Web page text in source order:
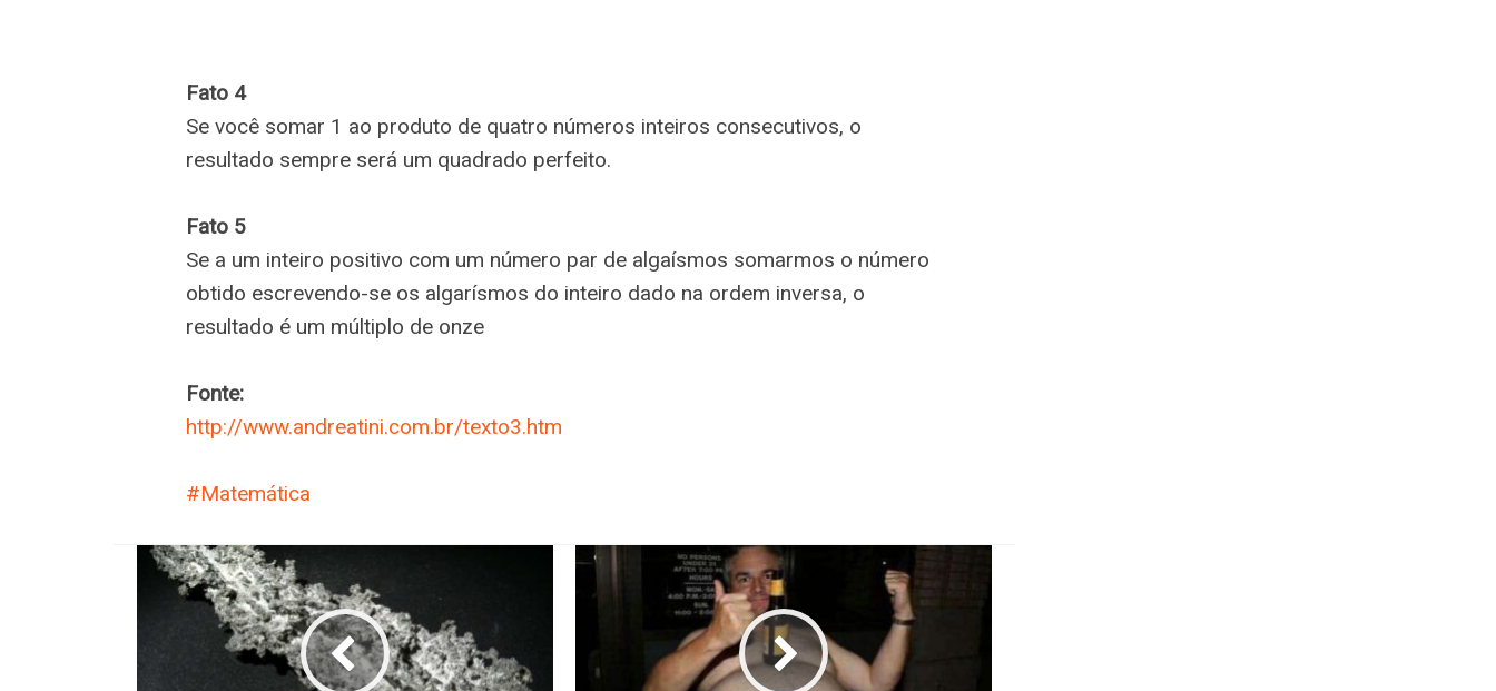
Fato 4
Se você somar 1 ao produto de quatro números inteiros consecutivos, o
resultado sempre será um quadrado perfeito.
Fato 5
Se a um inteiro positivo com um número par de algaísmos somarmos o número
obtido escrevendo-se os algarísmos do inteiro dado na ordem inversa, o
resultado é um múltiplo de onze
Fonte:
http://www.andreatini.com.br/texto3.htm
Matemática